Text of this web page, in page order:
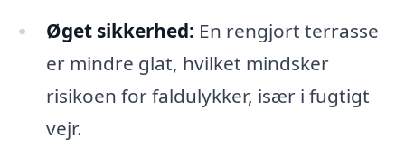
Øget sikkerhed: En rengjort terrasse
er mindre glat, hvilket mindsker
risikoen for faldulykker, især i fugtigt
vejr.